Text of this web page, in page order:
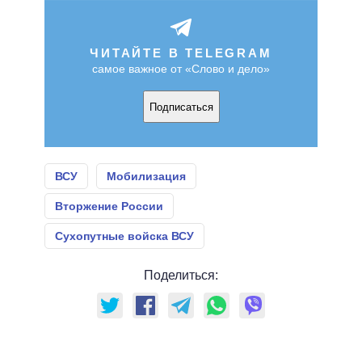
ЧИТАЙТЕ В TELEGRAM
самое важное от «Слово и дело»
Подписаться
ВСУ Мобилизация
Вторжение России
Сухопутные войска ВСУ
Поделиться: